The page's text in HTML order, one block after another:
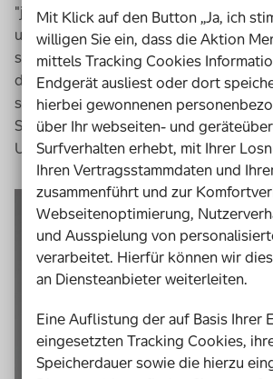
"jetzt weiß ich nicht mehr, welches das
und welches das gestreifte ist.“ Jonas
sich quasi kurz die Augen von Mitja.
dieApp "Be My Eyes“
. Mit dem
sich weltweit blinde und sehbehinderte
Sehenden per Videochat verbinden,
Unterstützung brauchen oder Fragen
Mit Klick auf den Button „Ja, ich
willigen Sie ein, dass die Aktion
mittels Tracking Cookies
Endgerät ausliest oder dort
hierbei gewonnenen
über Ihr webseiten- und
Surfverhalten erhebt, mit Ihrer
Ihren Vertragsstammdaten und
zusammenführt und zur
Webseitenoptimierung,
und Ausspielung von
verarbeitet. Hierfür können wir
an Diensteanbieter weiterleiten.
Eine Auflistung der auf Basis Ihrer
eingesetzten Tracking Cookies,
Speicherdauer sowie die hierzu